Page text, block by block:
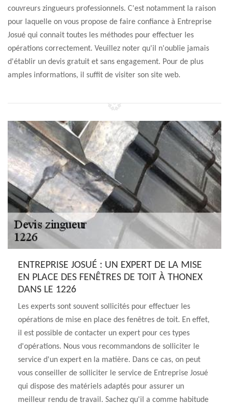
couvreurs zingueurs professionnels. C'est notamment la raison
pour laquelle on vous propose de faire confiance à Entreprise
Josué qui connait toutes les méthodes pour effectuer les
opérations correctement. Veuillez noter qu'il n'oublie jamais
d'établir un devis gratuit et sans engagement. Pour de plus
amples informations, il suffit de visiter son site web.
ENTREPRISE JOSUÉ : UN EXPERT DE LA MISE
EN PLACE DES FENÊTRES DE TOIT À THONEX
DANS LE 1226
Les experts sont souvent sollicités pour effectuer les
opérations de mise en place des fenêtres de toit. En effet,
il est possible de contacter un expert pour ces types
d'opérations. Nous vous recommandons de solliciter le
service d'un expert en la matière. Dans ce cas, on peut
vous conseiller de solliciter le service de Entreprise Josué
qui dispose des matériels adaptés pour assurer un
meilleur rendu de travail. Sachez qu'il a comme habitude